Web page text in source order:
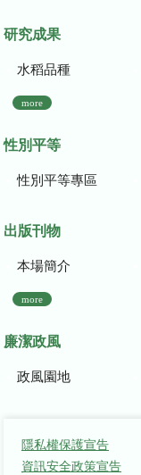
研究成果
水稻品種
more
性別平等
性別平等專區
出版刊物
本場簡介
more
廉潔政風
政風園地
隱私權保護宣告
資訊安全政策宣告